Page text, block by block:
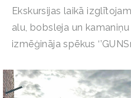
Ekskursijas laikā
alu, bobsleja un kamaniņu
izmēģināja spēkus